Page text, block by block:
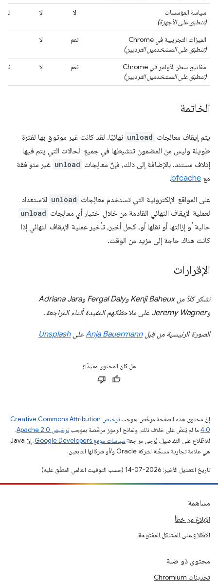
سياسة المؤسسات
(تنطبق على الأجهزة)
لا لا نعم
الميزات التجريبية في Chrome
(تنطبق على المستخدمين الفرديين)
نعم لا
مفاتيح سطر الأوامر في Chrome
(تنطبق على المستخدمين الفرديين)
نعم لا نعم
الخاتمة
يتم إيقاف معالِجات unload نهائيًا. لقد كانت غير موثوق بها لفترة
طويلة وليس من المضمون تنشيطها في جميع الحالات التي يتم فيها
إتلاف مستند. بالإضافة إلى ذلك، فإنّ معالِجات unload غير متوافقة
مع bfcache
.
على المواقع الإلكترونية التي تستخدم معالِجات unload الاستعداد
لعملية الإيقاف النهائي القادمة من خلال اختبار أي معالِجات unload
حالية أو إزالتها أو نقلها أو، كحل أخير، تأخير عملية الإيقاف النهائي إذا
كانت هناك حاجة إلى مزيد من الوقت.
الإقرارات
نشكر كلاً من Kenji Baheux وFergal Daly وAdriana Jara
وJeremy Wagner على ملاحظاتهم المفيدة أثناء المراجعة.
الصورة الرئيسية من قِبلAnja Bauermann علىUnsplash
هل كان المحتوى مفيدًا؟
إنّ محتوى هذه الصفحة مرخّص بموجب
ترخيص Creative Commons Attribution
4.0‏ ما لم يُنصّ على خلاف ذلك، ونماذج الرموز مرخّصة بموجبترخيص Apache 2.0‏
.
للاطّلاع على التفاصيل، يُرجى مراجعة سياسات موقع Google Developers‏
. إنّ Java
هي علامة تجارية مسجَّلة لشركة Oracle و/أو شركائها التابعين.
تاريخ التعديل الأخير: 2026-07-14 (حسب التوقيت العالمي المتفَّق عليه)
مساهمة
الإبلاغ عن خطأ
الاطّلاع على المشاكل المفتوحة
محتوى ذو صلة
تحديثات Chromium